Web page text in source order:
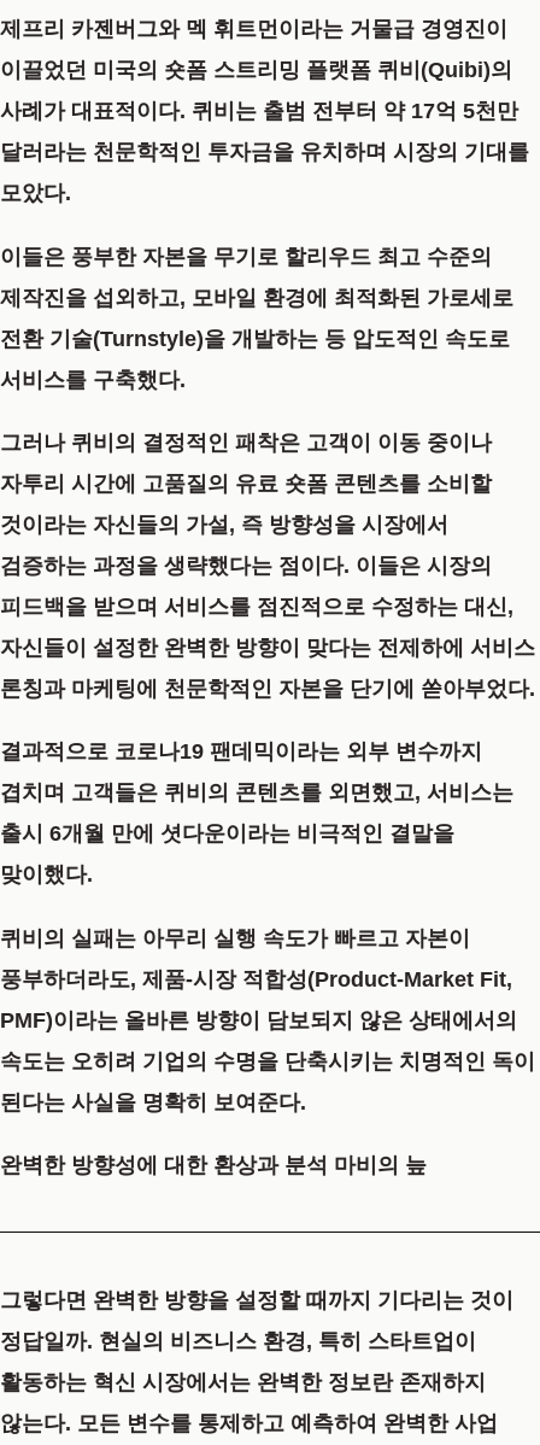
제프리 카젠버그와 멕 휘트먼이라는 거물급 경영진이
이끌었던 미국의 숏폼 스트리밍 플랫폼 퀴비(Quibi)의
사례가 대표적이다. 퀴비는 출범 전부터 약 17억 5천만
달러라는 천문학적인 투자금을 유치하며 시장의 기대를
모았다.
이들은 풍부한 자본을 무기로 할리우드 최고 수준의
제작진을 섭외하고, 모바일 환경에 최적화된 가로세로
전환 기술(Turnstyle)을 개발하는 등 압도적인 속도로
서비스를 구축했다.
그러나 퀴비의 결정적인 패착은 고객이 이동 중이나
자투리 시간에 고품질의 유료 숏폼 콘텐츠를 소비할
것이라는 자신들의 가설, 즉 방향성을 시장에서
검증하는 과정을 생략했다는 점이다. 이들은 시장의
피드백을 받으며 서비스를 점진적으로 수정하는 대신,
자신들이 설정한 완벽한 방향이 맞다는 전제하에 서비스
론칭과 마케팅에 천문학적인 자본을 단기에 쏟아부었다.
결과적으로 코로나19 팬데믹이라는 외부 변수까지
겹치며 고객들은 퀴비의 콘텐츠를 외면했고, 서비스는
출시 6개월 만에 셧다운이라는 비극적인 결말을
맞이했다.
퀴비의 실패는 아무리 실행 속도가 빠르고 자본이
풍부하더라도, 제품-시장 적합성(Product-Market Fit,
PMF)이라는 올바른 방향이 담보되지 않은 상태에서의
속도는 오히려 기업의 수명을 단축시키는 치명적인 독이
된다는 사실을 명확히 보여준다.
완벽한 방향성에 대한 환상과 분석 마비의 늪
그렇다면 완벽한 방향을 설정할 때까지 기다리는 것이
정답일까. 현실의 비즈니스 환경, 특히 스타트업이
활동하는 혁신 시장에서는 완벽한 정보란 존재하지
않는다. 모든 변수를 통제하고 예측하여 완벽한 사업